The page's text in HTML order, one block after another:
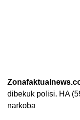
dibekuk polisi. HA
narkoba